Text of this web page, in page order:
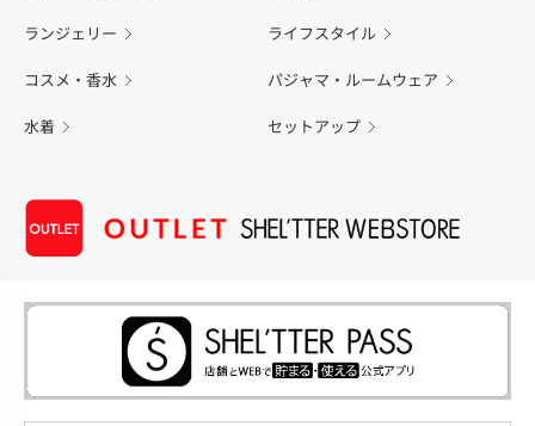
ランジェリー ライフスタイル
コスメ・香水 パジャマ・ルームウェア
水着 セットアップ